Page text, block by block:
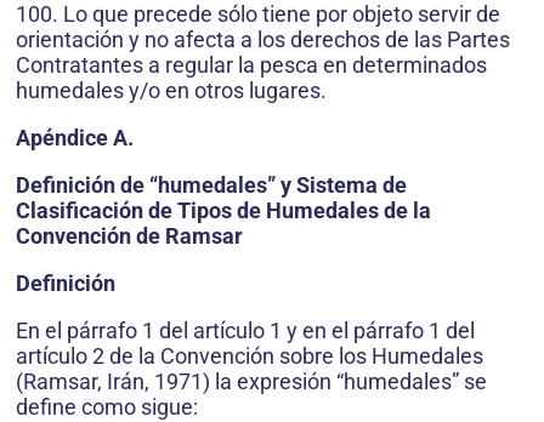
100. Lo que precede sólo tiene por objeto servir de
orientación y no afecta a los derechos de las Partes
Contratantes a regular la pesca en determinados
humedales y/o en otros lugares.
Apéndice A.
Definición de “humedales” y Sistema de
Clasificación de Tipos de Humedales de la
Convención de Ramsar
Definición
En el párrafo 1 del artículo 1 y en el párrafo 1 del
artículo 2 de la Convención sobre los Humedales
(Ramsar, Irán, 1971) la expresión “humedales” se
define como sigue: